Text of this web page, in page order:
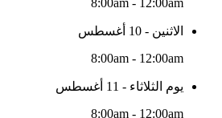
الاثنين - 10 أغسطس
8:00am - 12:00am
يوم الثلاثاء - 11 أغسطس
8:00am - 12:00am